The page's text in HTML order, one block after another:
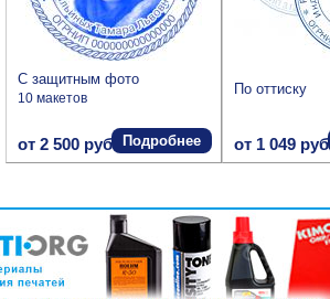
С защитным фото
10 макетов
от 2 500 руб. Подробнее
По оттиску
от 1 049 руб.